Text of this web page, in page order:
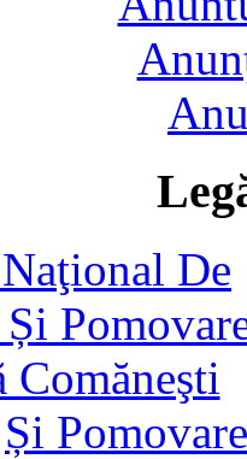
Și